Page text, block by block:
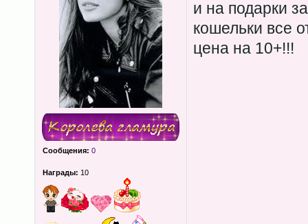
Сообщения: 0
Награды: 10
и на подарки
кошельки все
цена на 10+!!!